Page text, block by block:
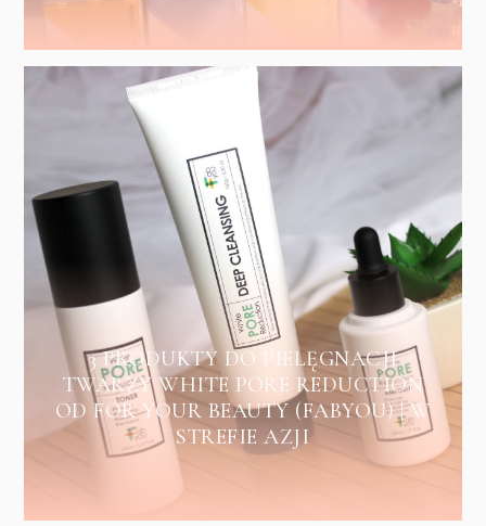
3 PRODUKTY DO PIELĘGNACJI
TWARZY WHITE PORE REDUCTION
OD FOR YOUR BEAUTY (FABYOU) | W
STREFIE AZJI